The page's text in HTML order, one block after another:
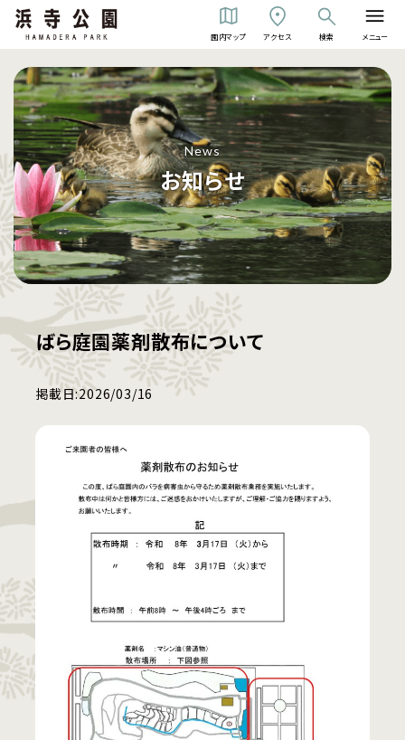
園内マップ アクセス 検索 メニュー
News
お知らせ
ばら庭園薬剤散布について
掲載日:2026/03/16